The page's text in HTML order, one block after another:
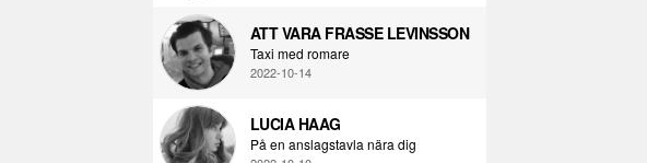
ATT VARA FRASSE LEVINSSON
Taxi med romare
2022-10-14
LUCIA HAAG
På en anslagstavla nära dig